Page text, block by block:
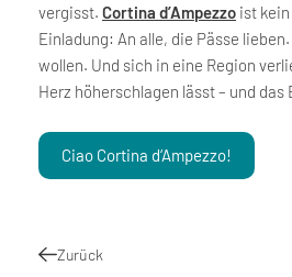
vergisst. Cortina d’Ampezzo ist
Einladung: An alle, die Pässe
wollen. Und sich in eine Region
Herz höherschlagen lässt – und das
Ciao Cortina d‘Ampezzo!
Zurück